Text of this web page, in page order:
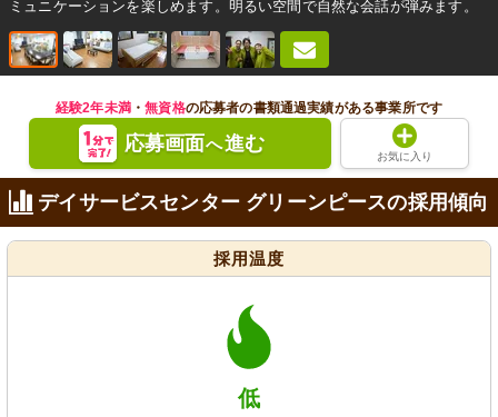
ミュニケーションを楽しめます。明るい空間で自然な会話が弾みます。
経験2年未満・無資格の応募者の書類通過実績がある事業所です
応募画面へ進む
お気に入り
デイサービスセンター グリーンピースの採用傾向
採用温度
低